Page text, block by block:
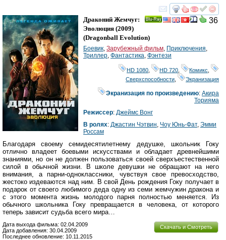
смотреть
36
Драконий Жемчуг:
Эволюция (2009)
(Dragonball Evolution)
Боевик, Зарубежный фильм, Приключения,
Триллер, Фантастика, Фэнтези
HD 1080 HD 720 Комикс
Сверхспособности
Экранизация
Экранизация по произведению:Акира
Торияма
Режиссер: Джеймс Вонг
В ролях: Джастин Чэтвин, Чоу Юнь-Фат, Эмми
Россам
Благодаря своему семидесятилетнему дедушке, школьник Гоку
отлично владеет боевыми искусствами и обладает древнейшими
знаниями, но он не должен пользоваться своей сверхъестественной
силой в обычной жизни. В школе девушки не обращают на него
внимания, а парни-одноклассники, чувствуя свое превосходство,
жестоко издеваются над ним. В свой День рождения Гоку получает в
подарок от своего любимого деда одну из семи жемчужин дракона и
с этого момента жизнь молодого парня полностью меняется. Из
обычного школьника Гоку превращается в человека, от которого
теперь зависит судьба всего мира…
Скачать и Смотреть
Дата выхода фильма: 02.04.2009
Дата добавления: 30.04.2009
Последнее обновление: 10.11.2015